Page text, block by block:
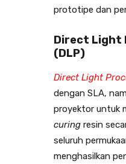
prototipe dan
Direct Light
(DLP)
Direct Light
dengan SLA,
proyektor untuk
curing resin
seluruh
menghasilkan